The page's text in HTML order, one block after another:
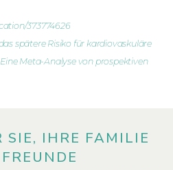
373774626
spätere Risiko für kardiovaskuläre
Meta-Analyse von prospektiven
SIE, IHRE FAMILIE